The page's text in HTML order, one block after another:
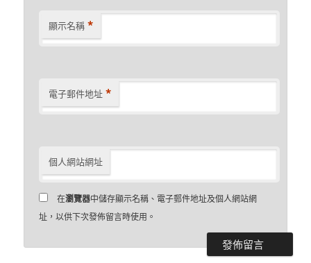
顯示名稱 *
電子郵件地址 *
個人網站網址
在瀏覽器中儲存顯示名稱、電子郵件地址及個人網站網
址，以供下次發佈留言時使用。